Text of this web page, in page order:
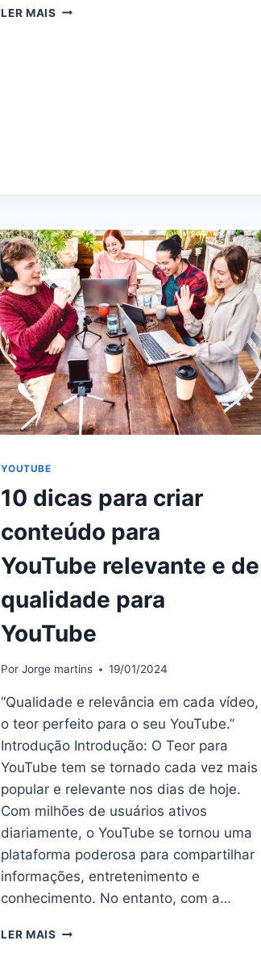
LER MAIS MARKETING
YOUTUBE
10 dicas para criar
conteúdo para
YouTube relevante e de
qualidade para
YouTube
Por Jorge martins 19/01/2024
“Qualidade e relevância em cada vídeo,
o teor perfeito para o seu YouTube.”
Introdução Introdução: O Teor para
YouTube tem se tornado cada vez mais
popular e relevante nos dias de hoje.
Com milhões de usuários ativos
diariamente, o YouTube se tornou uma
plataforma poderosa para compartilhar
informações, entretenimento e
conhecimento. No entanto, com a…
LER MAIS 10